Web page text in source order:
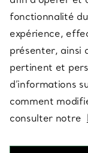
À PROPOS
QUESTIONS
SUIVEZ-NOUS
fonctionnalité
expérience,
présenter, ainsi
pertinent et
d’informations
comment
consulter notre